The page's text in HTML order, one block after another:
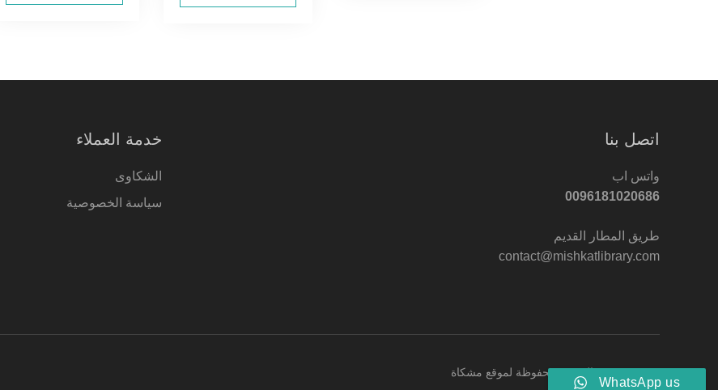
اتصل بنا
واتس اب
0096181020686
طريق المطار القديم
contact@mishkatlibrary.com
خدمة العملاء
الشكاوى
سياسة الخصوصية
© 2022 جميع الحقوق محفوظة لموقع مشكاة
WhatsApp us